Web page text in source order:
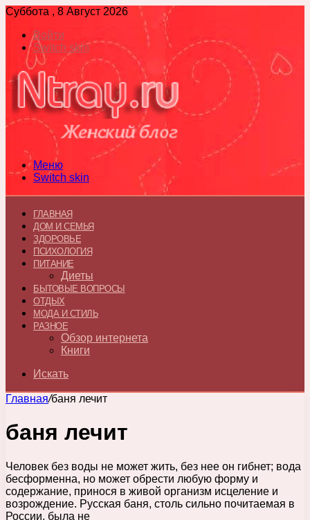
Суббота , 8 Август 2026
Войти
Switch skin
Меню
Switch skin
ГЛАВНАЯ
ДОМ И СЕМЬЯ
ЗДОРОВЬЕ
ПСИХОЛОГИЯ
ПИТАНИЕ
Диеты
БЫТОВЫЕ ВОПРОСЫ
ОТДЫХ
МОДА И СТИЛЬ
РАЗНОЕ
Обзор интернета
Книги
Искать
Главная/баня лечит
баня лечит
Человек без воды не может жить, без нее он гибнет; вода
бесформенна, но может обрести любую форму и
содержание, принося в живой организм исцеление и
возрождение. Русская баня, столь сильно почитаемая в
России, была не